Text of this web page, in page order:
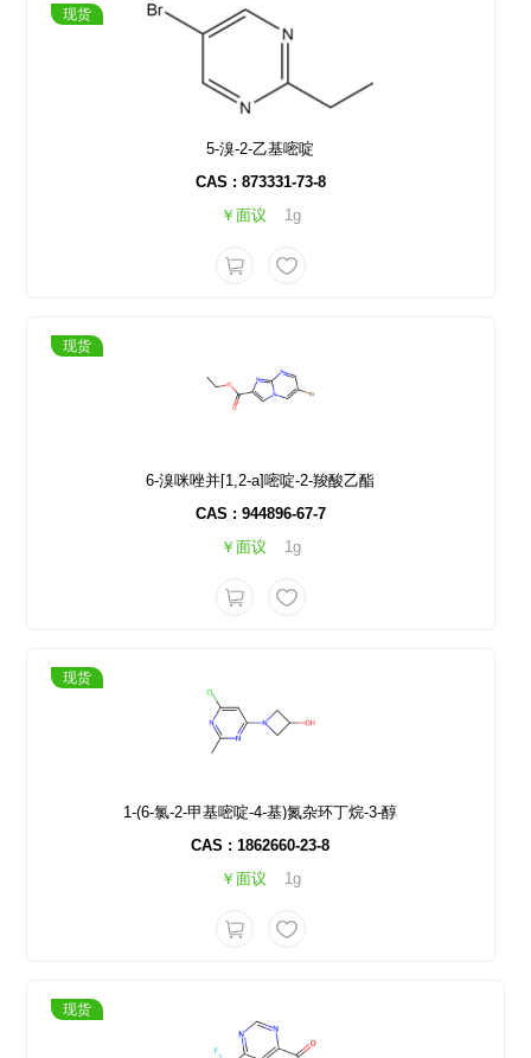
现货
5-溴-2-乙基嘧啶
CAS : 873331-73-8
￥面议
1g
现货
6-溴咪唑并[1,2-a]嘧啶-2-羧酸乙酯
CAS : 944896-67-7
￥面议
1g
现货
1-(6-氯-2-甲基嘧啶-4-基)氮杂环丁烷-3-醇
CAS : 1862660-23-8
￥面议
1g
现货